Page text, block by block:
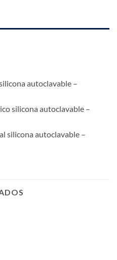
autoclavable –
silicona autoclavable –
silicona autoclavable –